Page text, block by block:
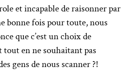
et incapable de raisonner par
bonne fois pour toute, nous
que c’est un choix de
tout en ne souhaitant pas
gens de nous scanner ?!